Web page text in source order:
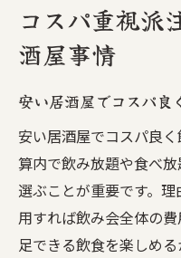
コスパ重視派
酒屋事情
安い居酒屋でコスパ良
安い居酒屋でコスパ良
算内で飲み放題や食べ
選ぶことが重要です。
用すれば飲み会全体の
足できる飲食を楽しめ